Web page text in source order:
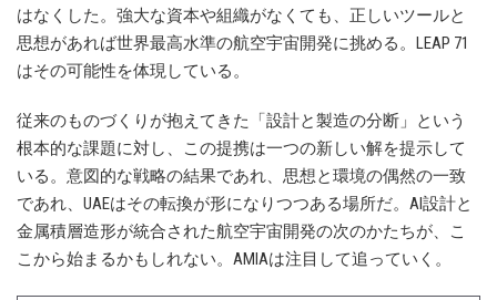
はなくした。強大な資本や組織がなくても、正しいツールと
思想があれば世界最高水準の航空宇宙開発に挑める。LEAP 71
はその可能性を体現している。
従来のものづくりが抱えてきた「設計と製造の分断」という
根本的な課題に対し、この提携は一つの新しい解を提示して
いる。意図的な戦略の結果であれ、思想と環境の偶然の一致
であれ、UAEはその転換が形になりつつある場所だ。AI設計と
金属積層造形が統合された航空宇宙開発の次のかたちが、こ
こから始まるかもしれない。AMIAは注目して追っていく。